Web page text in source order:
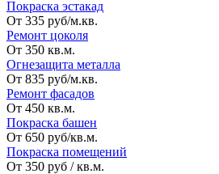
Покраска эстакад
От 335 руб/м.кв.
Ремонт цоколя
От 350 кв.м.
Огнезащита металла
От 835 руб/м.кв.
Ремонт фасадов
От 450 кв.м.
Покраска башен
От 650 руб/кв.м.
Покраска помещений
От 350 руб / кв.м.